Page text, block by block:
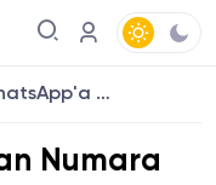
WhatsApp'a Doğrudan Numara Çevirme Özelliği Geliyor!
Numara